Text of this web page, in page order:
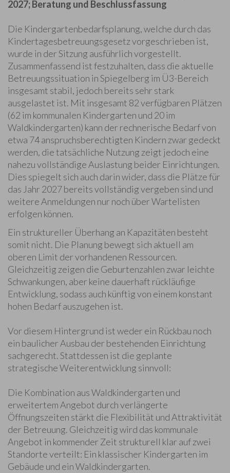
2027; Beratung und Beschlussfassung
Die Kindergartenbedarfsplanung, welche durch das
Kindertagesbetreuungsgesetz vorgeschrieben ist,
wurde in der Sitzung ausführlich vorgestellt.
Zusammenfassend ist festzuhalten, dass die aktuelle
Betreuungssituation in Spiegelberg im Ü3-Bereich
insgesamt stabil, jedoch bereits sehr stark
ausgelastet ist. Mit insgesamt 82 verfügbaren Plätzen
(62 im kommunalen Kindergarten und 20 im
Waldkindergarten) kann der rechnerische Bedarf von
etwa 74 anspruchsberechtigten Kindern zwar gedeckt
werden, die tatsächliche Nutzung zeigt jedoch eine
nahezu vollständige Auslastung beider Einrichtungen.
Dies spiegelt sich auch darin wider, dass die Plätze für
das Jahr 2027 bereits vollständig vergeben sind und
weitere Anmeldungen nur noch über Wartelisten
erfolgen können.
Ein struktureller Überhang an Kapazitäten besteht
somit nicht. Die Planung bewegt sich aktuell am
oberen Limit der vorhandenen Ressourcen.
Gleichzeitig zeigen die Geburtenzahlen zwar leichte
Schwankungen, aber keine dauerhaft rückläufige
Entwicklung, sodass auch künftig von einem konstant
hohen Bedarf auszugehen ist.
Vor diesem Hintergrund ist weder ein Rückbau noch
ein baulicher Ausbau der bestehenden Einrichtung
sachgerecht. Stattdessen ist die geplante
strategische Weiterentwicklung sinnvoll:
Die Kombination aus Waldkindergarten und
erweitertem Angebot durch verlängerte
Öffnungszeiten stärkt die Flexibilität und Attraktivität
der Betreuung. Gleichzeitig wird das kommunale
Angebot in kommender Zeit strukturell klar auf zwei
Standorte verteilt: Ein klassischer Kindergarten im
Gebäude und ein Waldkindergarten.